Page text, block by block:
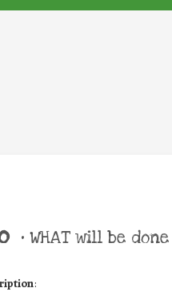
• WHAT will be done
: